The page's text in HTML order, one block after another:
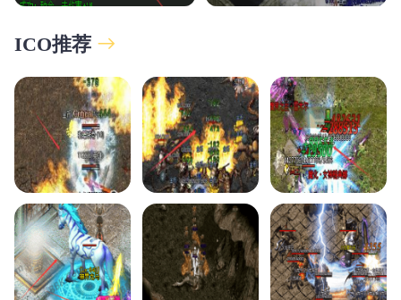
刀秒。
这
ICO推荐